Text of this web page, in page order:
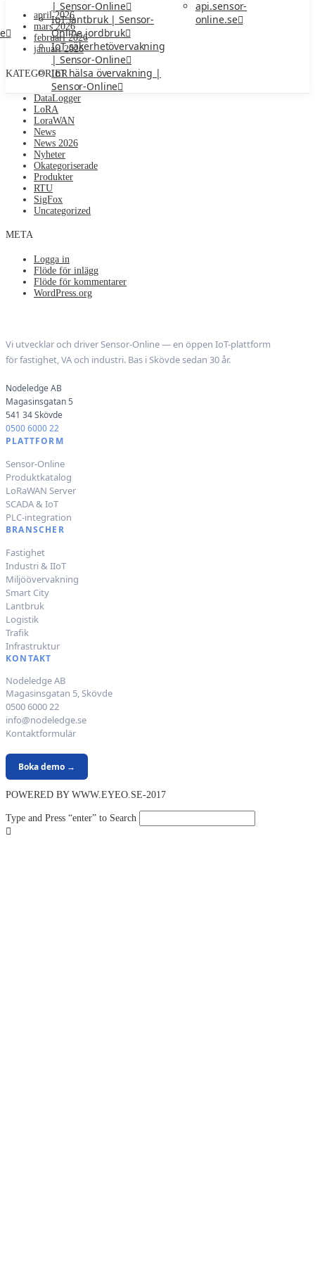
| Sensor-Online
IoT lantbruk | Sensor-
Online jordbruk
IoT säkerhetövervakning
| Sensor-Online
IoT hälsa övervakning |
Sensor-Online
api.sensor-
online.se
april 2026
mars 2026
februari 2026
januari 2026
KATEGORIER
DataLogger
LoRA
LoraWAN
News
News 2026
Nyheter
Okategoriserade
Produkter
RTU
SigFox
Uncategorized
META
Logga in
Flöde för inlägg
Flöde för kommentarer
WordPress.org
Vi utvecklar och driver Sensor-Online — en öppen IoT-plattform
för fastighet, VA och industri. Bas i Skövde sedan 30 år.
Nodeledge AB
Magasinsgatan 5
541 34 Skövde
0500 6000 22
PLATTFORM
Sensor-Online
Produktkatalog
LoRaWAN Server
SCADA & IoT
PLC-integration
BRANSCHER
Fastighet
Industri & IIoT
Miljöövervakning
Smart City
Lantbruk
Logistik
Trafik
Infrastruktur
KONTAKT
Nodeledge AB
Magasinsgatan 5, Skövde
0500 6000 22
info@nodeledge.se
Kontaktformulär
Boka demo →
POWERED BY WWW.EYEO.SE-2017
Type and Press “enter” to Search